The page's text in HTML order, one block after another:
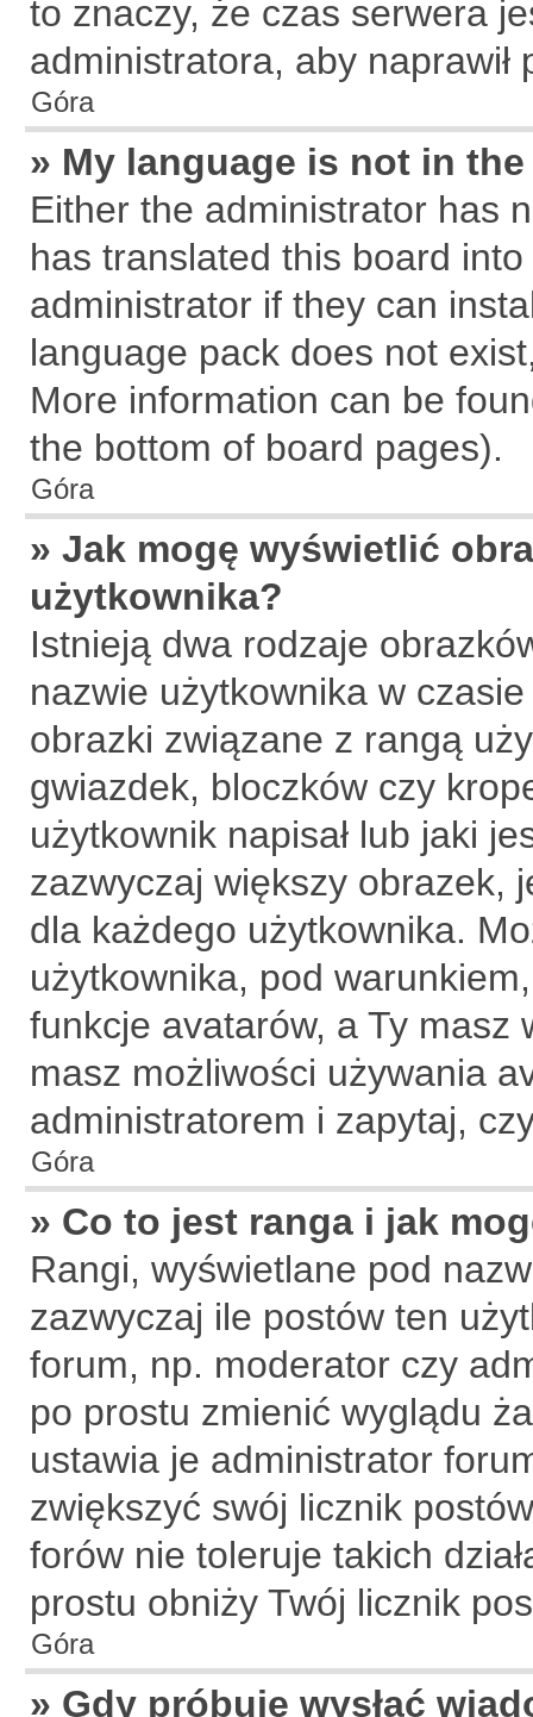
to znaczy, że czas serwera
administratora, aby naprawił
Góra
» My language is not in
Either the administrator has
has translated this board
administrator if they can
language pack does not
More information can be
the bottom of board pages).
Góra
» Jak mogę wyświetlić
użytkownika?
Istnieją dwa rodzaje
nazwie użytkownika w
obrazki związane z rangą
gwiazdek, bloczków czy
użytkownik napisał lub jaki
zazwyczaj większy obrazek,
dla każdego użytkownika.
użytkownika, pod
funkcje avatarów, a Ty masz
masz możliwości używania
administratorem i zapytaj,
Góra
» Co to jest ranga i jak
Rangi, wyświetlane pod
zazwyczaj ile postów ten
forum, np. moderator czy
po prostu zmienić wyglądu
ustawia je administrator
zwiększyć swój licznik
forów nie toleruje takich
prostu obniży Twój licznik
Góra
» Gdy próbuję wysłać